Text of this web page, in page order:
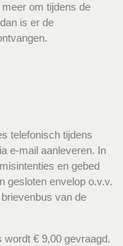
om tijdens de
is er de
telefonisch tijdens
e-mail aanleveren. In
en gebed
gesloten envelop o.v.v.
van de
wordt € 9,00 gevraagd.